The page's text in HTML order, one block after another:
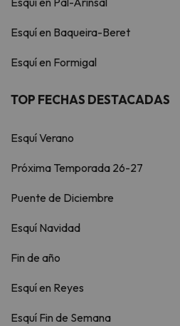
Esquí en Baqueira-Beret
Esquí en Formigal
TOP FECHAS DESTACADAS
Esquí Verano
Próxima Temporada 26-27
Puente de Diciembre
Esquí Navidad
Fin de año
Esquí en Reyes
Esquí Fin de Semana